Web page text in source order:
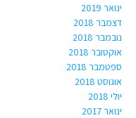
ינואר 2019
דצמבר 2018
נובמבר 2018
אוקטובר 2018
ספטמבר 2018
אוגוסט 2018
יולי 2018
ינואר 2017